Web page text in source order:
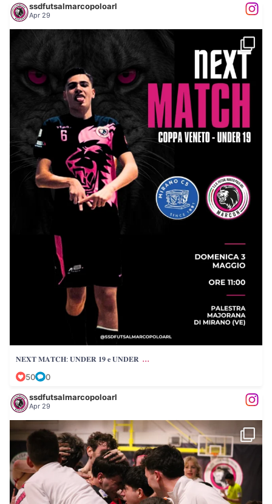
ssdfutsalmarcopoloarl
Apr 29
𝐍𝐄𝐗𝐓 𝐌𝐀𝐓𝐂𝐇: 𝐔𝐍𝐃𝐄𝐑 𝟏𝟗 𝐞 𝐔𝐍𝐃𝐄𝐑
𝐍𝐄𝐗𝐓 𝐌𝐀𝐓𝐂𝐇: 𝐔𝐍𝐃𝐄𝐑 𝟏𝟗 𝐞 𝐔𝐍𝐃𝐄𝐑 ...
50 0
ssdfutsalmarcopoloarl
Apr 29
𝐂 𝐇 𝐄 𝐏 𝐀 𝐑 𝐓 𝐈 𝐓 𝐀!
81 0